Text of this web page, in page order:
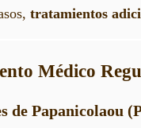
tratamientos
Médico
de Papanicolaou